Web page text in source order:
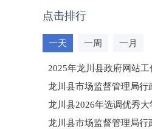
点击排行
一天 一周 一月
2025年龙川县政府网站
龙川县市场监督管理局行
龙川县2026年选调优秀
龙川县市场监督管理局